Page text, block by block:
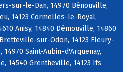
sur-le-Dan, 14970 Bénouville,
14123 Cormelles-le-Royal,
Anisy, 14840 Démouville, 14860
sur-Odon, 14123 Fleury-
Saint-Aubin-d'Arquenay,
14540 Grentheville, 14123 Ifs